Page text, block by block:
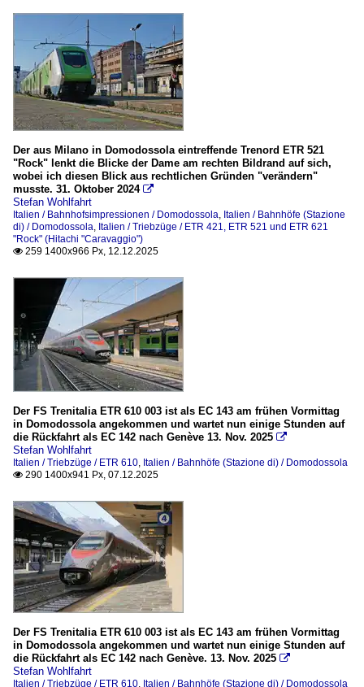
Der aus Milano in Domodossola eintreffende Trenord ETR 521
"Rock" lenkt die Blicke der Dame am rechten Bildrand auf sich,
wobei ich diesen Blick aus rechtlichen Gründen "verändern"
musste. 31. Oktober 2024 
Stefan Wohlfahrt
Italien / Bahnhofsimpressionen / Domodossola, Italien / Bahnhöfe (Stazione
di) / Domodossola, Italien / Triebzüge / ETR 421, ETR 521 und ETR 621
"Rock" (Hitachi "Caravaggio")
 259 1400x966 Px, 12.12.2025
Der FS Trenitalia ETR 610 003 ist als EC 143 am frühen Vormittag
in Domodossola angekommen und wartet nun einige Stunden auf
die Rückfahrt als EC 142 nach Genève 13. Nov. 2025 
Stefan Wohlfahrt
Italien / Triebzüge / ETR 610, Italien / Bahnhöfe (Stazione di) / Domodossola
 290 1400x941 Px, 07.12.2025
Der FS Trenitalia ETR 610 003 ist als EC 143 am frühen Vormittag
in Domodossola angekommen und wartet nun einige Stunden auf
die Rückfahrt als EC 142 nach Genève. 13. Nov. 2025 
Stefan Wohlfahrt
Italien / Triebzüge / ETR 610, Italien / Bahnhöfe (Stazione di) / Domodossola